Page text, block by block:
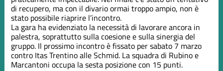
di recupero, ma con il divario ormai troppo ampio, non è
stato possibile riaprire l’incontro.
La gara ha evidenziato la necessità di lavorare ancora in
palestra, soprattutto sulla coesione e sulla sinergia del
gruppo. Il prossimo incontro è fissato per sabato 7 marzo
contro Itas Trentino alle Schmid. La squadra di Rubino e
Marcantoni occupa la sesta posizione con 15 punti.